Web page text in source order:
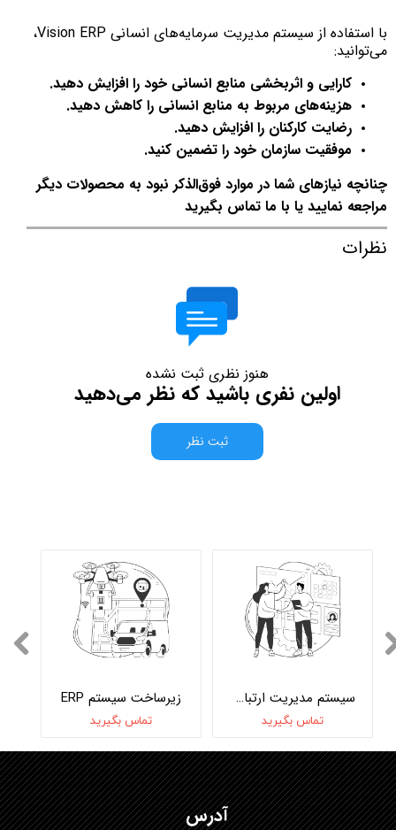
با استفاده از سیستم مدیریت سرمایه‌های انسانی Vision ERP،
می‌توانید:
کارایی و اثربخشی منابع انسانی خود را افزایش دهید.
هزینه‌های مربوط به منابع انسانی را کاهش دهید.
رضایت کارکنان را افزایش دهید.
موفقیت سازمان خود را تضمین کنید.
چنانچه نیازهای شما در موارد فوق‌الذکر نبود به محصولات دیگر
مراجعه نمایید یا با ما تماس بگیرید
نظرات
هنوز نظری ثبت نشده
اولین نفری باشید که نظر می‌دهید
ثبت نظر
زیرساخت سیستم ERP
تماس بگیرید
سیستم مدیریت ارتباط مشتریان CRM‌
تماس بگیرید
آدرس